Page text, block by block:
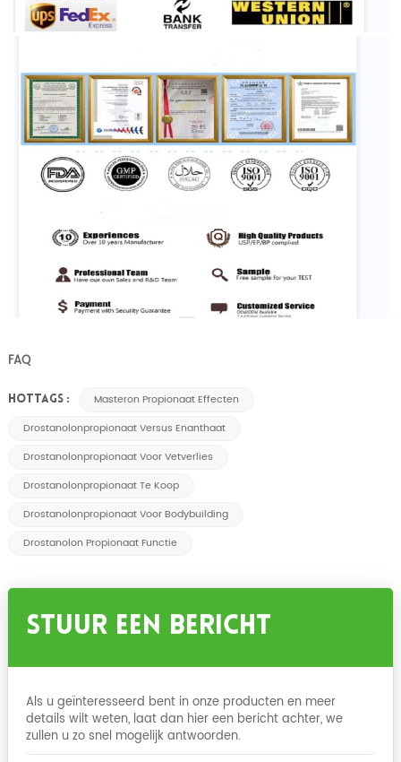
FAQ
HOTTAGS :
Masteron Propionaat Effecten
Drostanolonpropionaat Versus Enanthaat
Drostanolonpropionaat Voor Vetverlies
Drostanolonpropionaat Te Koop
Drostanolonpropionaat Voor Bodybuilding
Drostanolon Propionaat Functie
Stuur Een Bericht
Als u geïnteresseerd bent in onze producten en meer
details wilt weten, laat dan hier een bericht achter, we
zullen u zo snel mogelijk antwoorden.